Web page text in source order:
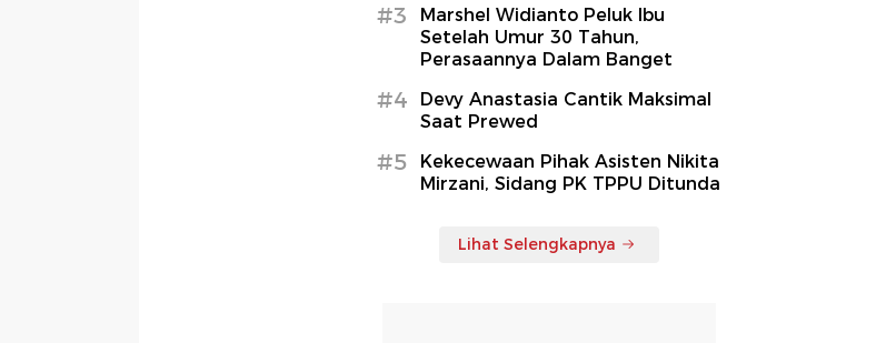
#3
Marshel Widianto Peluk Ibu
Setelah Umur 30 Tahun,
Perasaannya Dalam Banget
#4
Devy Anastasia Cantik Maksimal
Saat Prewed
#5
Kekecewaan Pihak Asisten Nikita
Mirzani, Sidang PK TPPU Ditunda
Lihat Selengkapnya